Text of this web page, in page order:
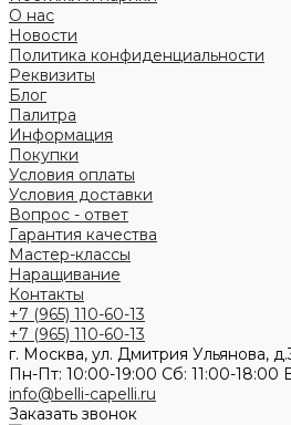
О нас
Новости
Политика конфиденциальности
Реквизиты
Блог
Палитра
Информация
Покупки
Условия оплаты
Условия доставки
Вопрос - ответ
Гарантия качества
Мастер-классы
Наращивание
Контакты
+7 (965) 110-60-13
+7 (965) 110-60-13
г. Москва, ул. Дмитрия Ульянова,
Пн-Пт: 10:00-19:00 Cб: 11:00-18:00
info@belli-capelli.ru
Заказать звонок